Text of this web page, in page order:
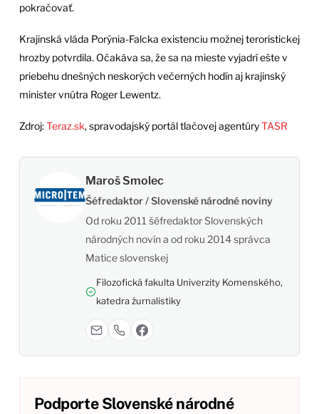
pokračovať.
Krajinská vláda Porýnia-Falcka existenciu možnej teroristickej
hrozby potvrdila. Očakáva sa, že sa na mieste vyjadrí ešte v
priebehu dnešných neskorých večerných hodín aj krajinský
minister vnútra Roger Lewentz.
Zdroj:Teraz.sk, spravodajský portál tlačovej agentúryTASR
Maroš Smolec
Šéfredaktor / Slovenské národné noviny
Od roku 2011 šéfredaktor Slovenských
národných novín a od roku 2014 správca
Matice slovenskej
Filozofická fakulta Univerzity Komenského,
katedra žurnalistiky
Podporte Slovenské národné